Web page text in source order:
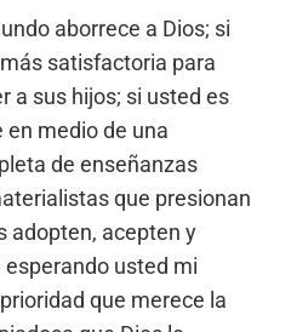
aborrece a Dios; si
satisfactoria para
a sus hijos; si usted es
en medio de una
de enseñanzas
que presionan
adopten, acepten y
usted mi
que merece la